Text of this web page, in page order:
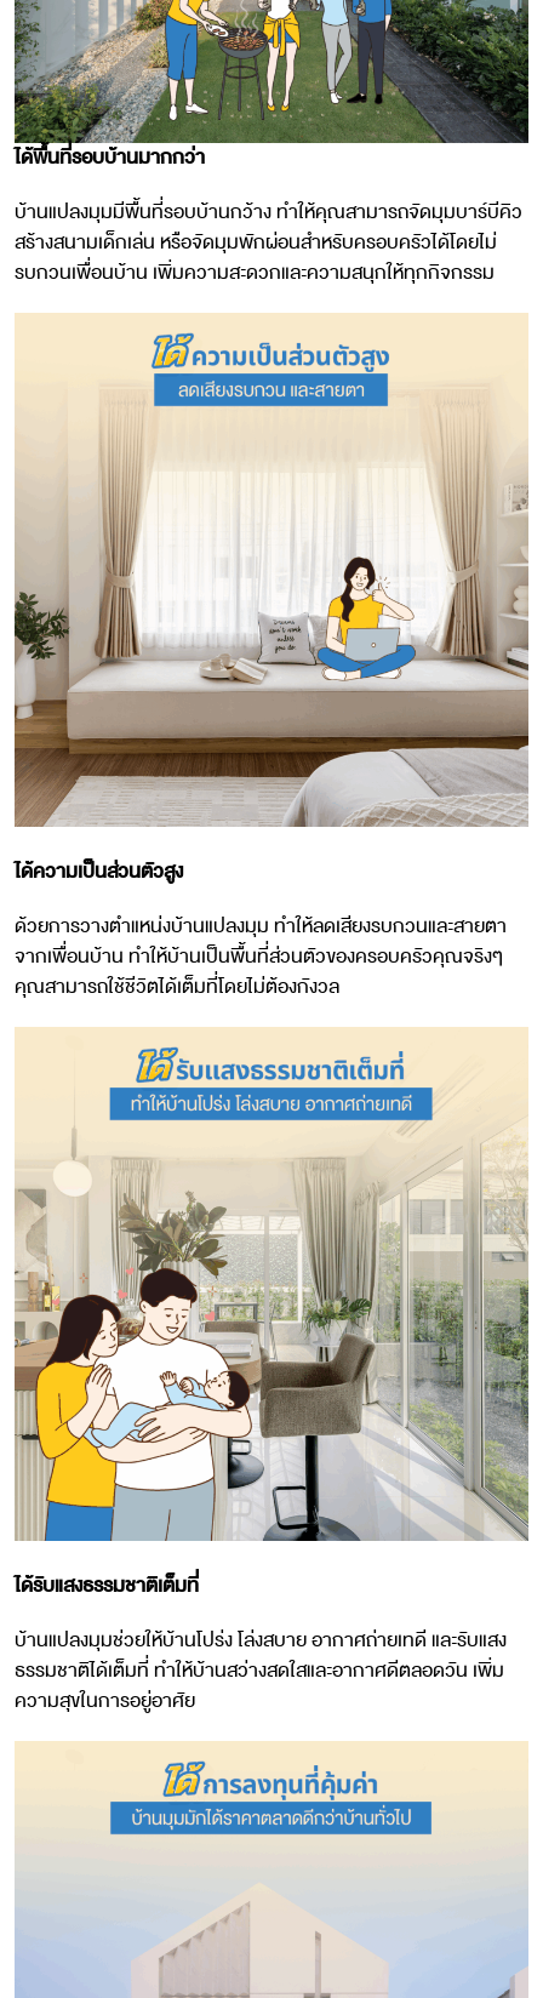
ได้พื้นที่รอบบ้านมากกว่า
บ้านแปลงมุมมีพื้นที่รอบบ้านกว้าง ทำให้คุณสามารถจัดมุมบาร์บีคิว
สร้างสนามเด็กเล่น หรือจัดมุมพักผ่อนสำหรับครอบครัวได้โดยไม่
รบกวนเพื่อนบ้าน เพิ่มความสะดวกและความสนุกให้ทุกกิจกรรม
ได้ความเป็นส่วนตัวสูง
ด้วยการวางตำแหน่งบ้านแปลงมุม ทำให้ลดเสียงรบกวนและสายตา
จากเพื่อนบ้าน ทำให้บ้านเป็นพื้นที่ส่วนตัวของครอบครัวคุณจริงๆ
คุณสามารถใช้ชีวิตได้เต็มที่โดยไม่ต้องกังวล
ได้รับแสงธรรมชาติเต็มที่
บ้านแปลงมุมช่วยให้บ้านโปร่ง โล่งสบาย อากาศถ่ายเทดี และรับแสง
ธรรมชาติได้เต็มที่ ทำให้บ้านสว่างสดใสและอากาศดีตลอดวัน เพิ่ม
ความสุขในการอยู่อาศัย